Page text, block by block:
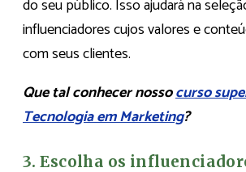
do seu público. Isso ajudará na
influenciadores cujos valores e
com seus clientes.
Que tal conhecer nossocurso
Tecnologia em Marketing?
3. Escolha os